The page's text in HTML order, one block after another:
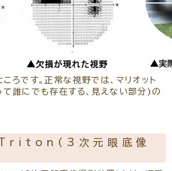
ろです。正常な視野では、マリオット
誰にでも存在する、見えない部分)の
次元眼底像